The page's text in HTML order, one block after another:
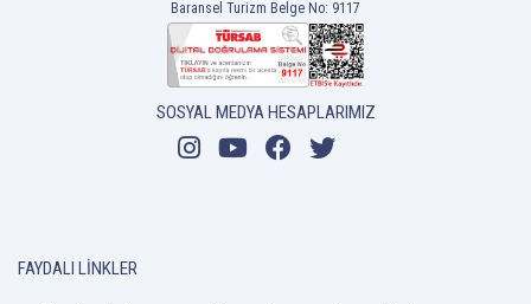
Baransel Turizm Belge No: 9117
SOSYAL MEDYA HESAPLARIMIZ
FAYDALI LINKLER